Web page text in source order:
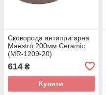
Сковорода антипригарна
Maestro 200мм Ceramic
(MR-1209-20)
614 ₴
Купити